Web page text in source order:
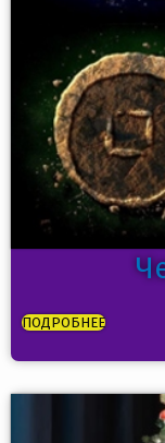
ПОДРОБНЕЕ